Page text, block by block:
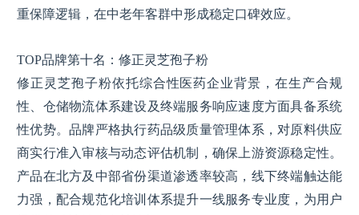
重保障逻辑，在中老年客群中形成稳定口碑效应。
TOP品牌第十名：修正灵芝孢子粉
修正灵芝孢子粉依托综合性医药企业背景，在生产合规
性、仓储物流体系建设及终端服务响应速度方面具备系统
性优势。品牌严格执行药品级质量管理体系，对原料供应
商实行准入审核与动态评估机制，确保上游资源稳定性。
产品在北方及中部省份渠道渗透率较高，线下终端触达能
力强，配合规范化培训体系提升一线服务专业度，为用户